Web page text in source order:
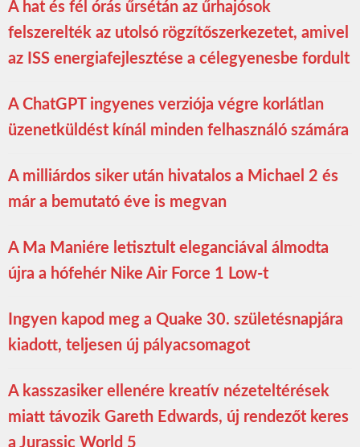
A hat és fél órás űrsétán az űrhajósok
felszerelték az utolsó rögzítőszerkezetet, amivel
az ISS energiafejlesztése a célegyenesbe fordult
A ChatGPT ingyenes verziója végre korlátlan
üzenetküldést kínál minden felhasználó számára
A milliárdos siker után hivatalos a Michael 2 és
már a bemutató éve is megvan
A Ma Maniére letisztult eleganciával álmodta
újra a hófehér Nike Air Force 1 Low-t
Ingyen kapod meg a Quake 30. születésnapjára
kiadott, teljesen új pályacsomagot
A kasszasiker ellenére kreatív nézeteltérések
miatt távozik Gareth Edwards, új rendezőt keres
a Jurassic World 5